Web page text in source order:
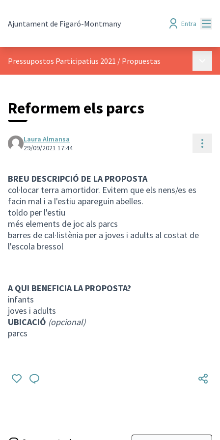
Ajuntament de Figaró-Montmany Entra
Pressupostos Participatius 2021 / Propuestas
Reformem els parcs
Laura Almansa
29/09/2021 17:44
BREU DESCRIPCIÓ DE LA PROPOSTA
col·locar terra amortidor. Evitem que els nens/es es
facin mal i a l'estiu apareguin abelles.
toldo per l'estiu
més elements de joc als parcs
barres de cal·listènia per a joves i adults al costat de
l'escola bressol
A QUI BENEFICIA LA PROPOSTA?
infants
joves i adults
UBICACIÓ (opcional)
parcs